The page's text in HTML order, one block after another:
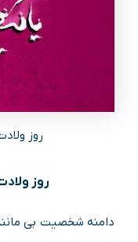
روز
روز
دامنه شخصیت بی